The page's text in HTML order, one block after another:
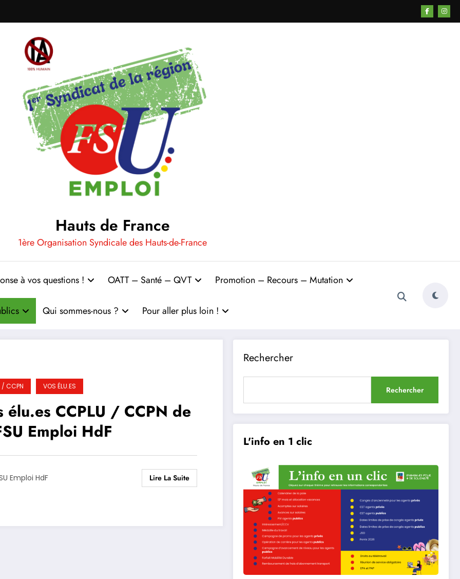
Hauts de France
1ère Organisation Syndicale des Hauts-de-France
à vos questions ! OATT – Santé – QVT Promotion – Recours – Mutation
Qui sommes-nous ? Pour aller plus loin !
/ CCPN VOS ÉLU.ES
élu.es CCPLU / CCPN de
Emploi HdF
Emploi HdF Lire La Suite
Rechercher
Rechercher
L'info en 1 clic